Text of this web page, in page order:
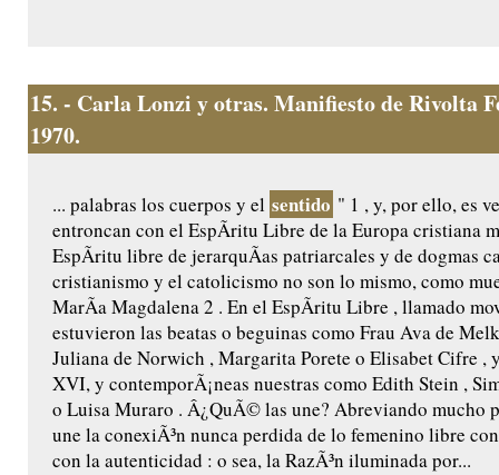
15. - Carla Lonzi y otras. Manifiesto de Rivolta
1970.
... palabras los cuerpos y el sentido " 1 , y, por ello, es
entroncan con el EspÃ­ritu Libre de la Europa cristiana
EspÃ­ritu libre de jerarquÃ­as patriarcales y de dogmas
cristianismo y el catolicismo no son lo mismo, como
MarÃ­a Magdalena 2 . En el EspÃ­ritu Libre , llamado
estuvieron las beatas o beguinas como Frau Ava de
Juliana de Norwich , Margarita Porete o Elisabet Cifre ,
XVI, y contemporÃ¡neas nuestras como Edith Stein ,
o Luisa Muraro . Â¿QuÃ© las une? Abreviando mucho
une la conexiÃ³n nunca perdida de lo femenino libre
con la autenticidad : o sea, la RazÃ³n iluminada por...